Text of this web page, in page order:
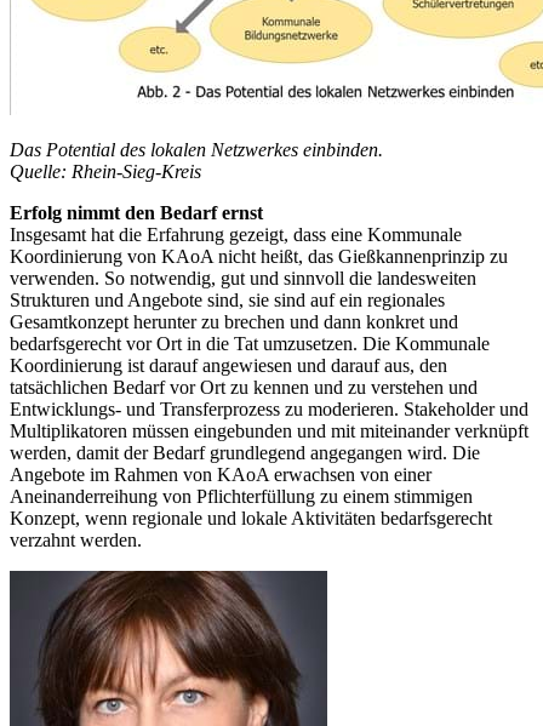
Das Potential des lokalen Netzwerkes einbinden.
Quelle: Rhein-Sieg-Kreis
Erfolg nimmt den Bedarf ernst
Insgesamt hat die Erfahrung gezeigt, dass eine Kommunale
Koordinierung von KAoA nicht heißt, das Gießkannenprinzip zu
verwenden. So notwendig, gut und sinnvoll die landesweiten
Strukturen und Angebote sind, sie sind auf ein regionales
Gesamtkonzept herunter zu brechen und dann konkret und
bedarfsgerecht vor Ort in die Tat umzusetzen. Die Kommunale
Koordinierung ist darauf angewiesen und darauf aus, den
tatsächlichen Bedarf vor Ort zu kennen und zu verstehen und
Entwicklungs- und Transferprozess zu moderieren. Stakeholder und
Multiplikatoren müssen eingebunden und mit miteinander verknüpft
werden, damit der Bedarf grundlegend angegangen wird. Die
Angebote im Rahmen von KAoA erwachsen von einer
Aneinanderreihung von Pflichterfüllung zu einem stimmigen
Konzept, wenn regionale und lokale Aktivitäten bedarfsgerecht
verzahnt werden.